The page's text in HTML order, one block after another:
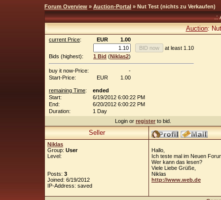
Forum Overview » Auction-Portal » Nut Test (nichts zu Verkaufen)
.:
Auction:
current Price: EUR
1.00
at least 1.10
Bids (highest):
1 Bid (Niklas2)
buy it now-Price:
-
Start-Price:
EUR 1.00
remaining Time:
ended
Start:
6/19/2012 6:00:22 PM
End:
6/20/2012 6:00:22 PM
Duration:
1 Day
Login or register to bid.
Seller
Niklas
Group: User
Level:
Posts: 3
Joined: 6/19/2012
IP-Address: saved
Hallo,
Ich teste mal im Neuen
Wer kann das lesen?
Viele Liebe Grüße,
Niklas
http://www.web.de